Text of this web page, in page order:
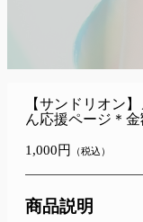
【サンドリオン
ん応援ページ＊
1,000円 （税込）
商品説明